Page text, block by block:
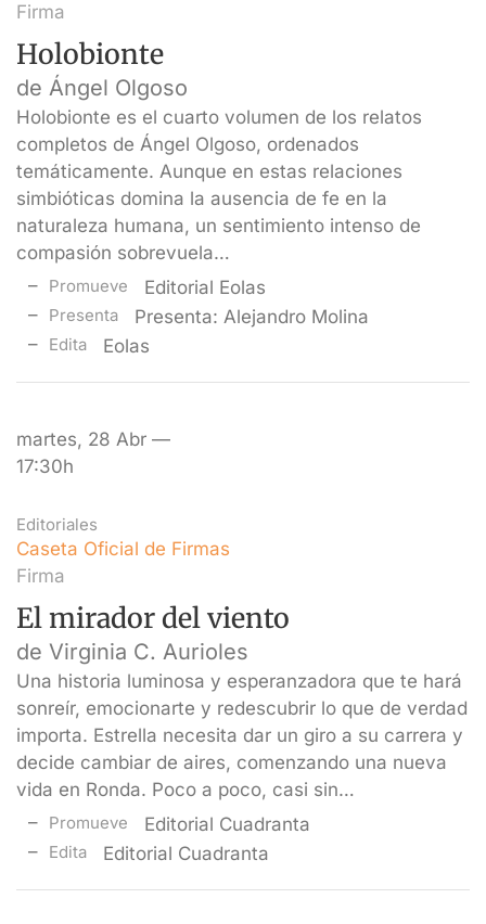
Firma
Holobionte
de Ángel Olgoso
Holobionte es el cuarto volumen de los relatos
completos de Ángel Olgoso, ordenados
temáticamente. Aunque en estas relaciones
simbióticas domina la ausencia de fe en la
naturaleza humana, un sentimiento intenso de
compasión sobrevuela…
Promueve Editorial Eolas
Presenta Presenta: Alejandro Molina
Edita Eolas
martes, 28 Abr —
17:30h
Editoriales
Caseta Oficial de Firmas
Firma
El mirador del viento
de Virginia C. Aurioles
Una historia luminosa y esperanzadora que te hará
sonreír, emocionarte y redescubrir lo que de verdad
importa. Estrella necesita dar un giro a su carrera y
decide cambiar de aires, comenzando una nueva
vida en Ronda. Poco a poco, casi sin…
Promueve Editorial Cuadranta
Edita Editorial Cuadranta